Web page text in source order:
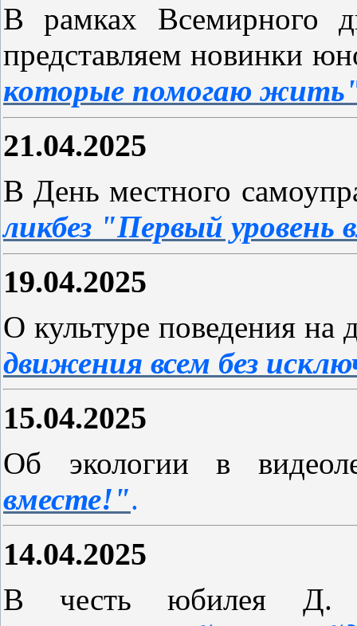
В рамках Всемирного
представляем новинки
которые помогаю
21.04.2025
В День местного
ликбез "Первый уровень
19.04.2025
О культуре поведения на
движения всем без
15.04.2025
Об экологии в
вместе!".
14.04.2025
В честь юбилея Д.